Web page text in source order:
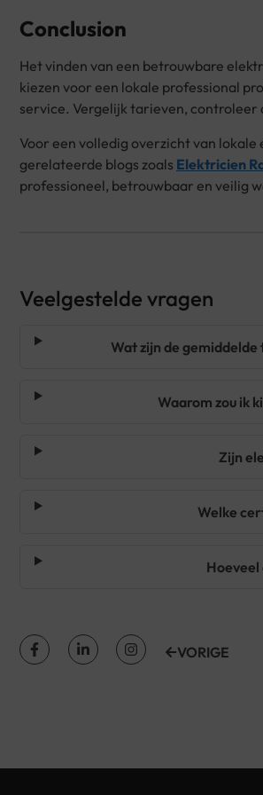
Conclusion
Het vinden van een betrouwbare
kiezen voor een lokale professional
service. Vergelijk tarieven,
Voor een volledig overzicht van
gerelateerde blogs zoals Elektricien
professioneel, betrouwbaar en veilig
Veelgestelde vragen
Wat zijn de
Waarom zou ik
Zijn
Welke
VORIGE